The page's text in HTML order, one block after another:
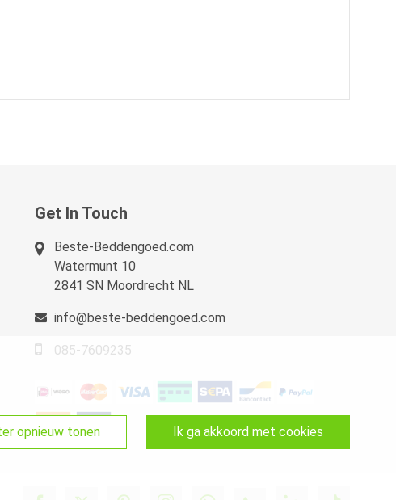
Get In Touch
Beste-Beddengoed.com
Watermunt 10
2841 SN Moordrecht NL
info@beste-beddengoed.com
085-7609235
ik ga akkoord met cookies
opnieuw tonen